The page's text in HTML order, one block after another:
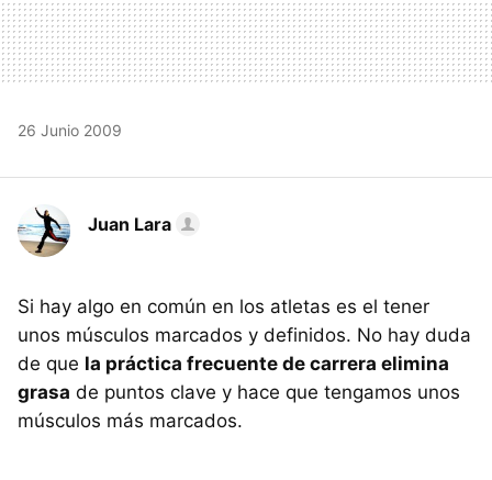
26 Junio 2009
Juan Lara
Si hay algo en común en los atletas es el tener
unos músculos marcados y definidos. No hay duda
de que la práctica frecuente de carrera elimina
grasa de puntos clave y hace que tengamos unos
músculos más marcados.